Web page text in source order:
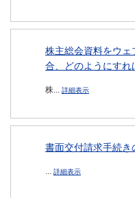
株主総会資料をウ
合、どのようにすれ
株... 詳細表示
書面交付請求手続き
... 詳細表示